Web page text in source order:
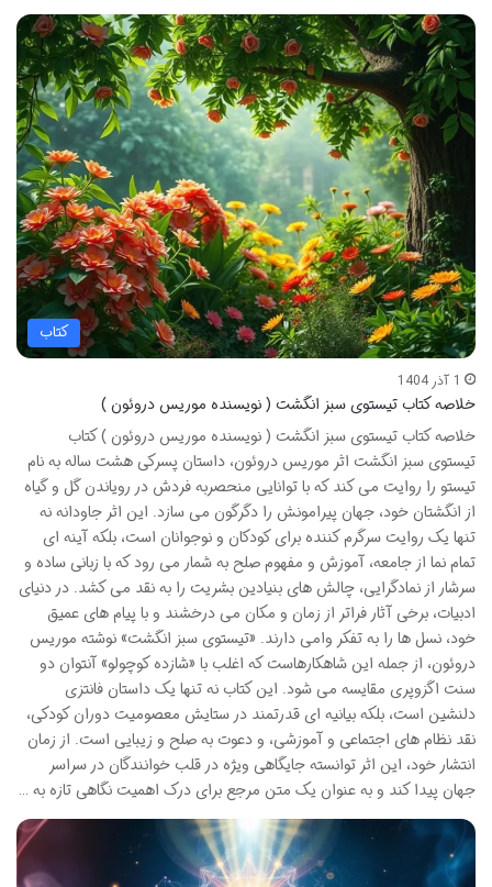
کتاب
1 آذر 1404
خلاصه کتاب تیستوی سبز انگشت ( نویسنده موریس دروئون )
خلاصه کتاب تیستوی سبز انگشت ( نویسنده موریس دروئون ) کتاب
تیستوی سبز انگشت اثر موریس دروئون، داستان پسرکی هشت ساله به نام
تیستو را روایت می کند که با توانایی منحصربه فردش در رویاندن گل و گیاه
از انگشتان خود، جهان پیرامونش را دگرگون می سازد. این اثر جاودانه نه
تنها یک روایت سرگرم کننده برای کودکان و نوجوانان است، بلکه آینه ای
تمام نما از جامعه، آموزش و مفهوم صلح به شمار می رود که با زبانی ساده و
سرشار از نمادگرایی، چالش های بنیادین بشریت را به نقد می کشد. در دنیای
ادبیات، برخی آثار فراتر از زمان و مکان می درخشند و با پیام های عمیق
خود، نسل ها را به تفکر وامی دارند. «تیستوی سبز انگشت» نوشته موریس
دروئون، از جمله این شاهکارهاست که اغلب با «شازده کوچولو» آنتوان دو
سنت اگزوپری مقایسه می شود. این کتاب نه تنها یک داستان فانتزی
دلنشین است، بلکه بیانیه ای قدرتمند در ستایش معصومیت دوران کودکی،
نقد نظام های اجتماعی و آموزشی، و دعوت به صلح و زیبایی است. از زمان
انتشار خود، این اثر توانسته جایگاهی ویژه در قلب خوانندگان در سراسر
جهان پیدا کند و به عنوان یک متن مرجع برای درک اهمیت نگاهی تازه به …